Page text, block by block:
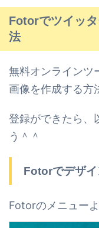
Fotorでツイッ
法
無料オンラインツ
画像を作成する方
登録ができたら、
う＾＾
Fotorでデザ
Fotorのメニュー